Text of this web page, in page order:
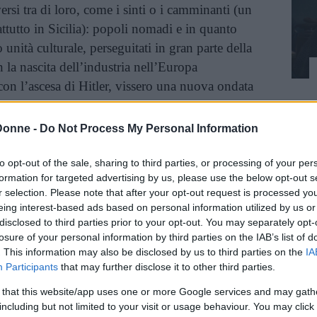
- Do Not Process My Personal Information
opt-out of the sale, sharing to third parties, or processing of your
for targeted advertising by us, please use the below opt-out
selection. Please note that after your opt-out request is processed
interest-based ads based on personal information utilized by us
to third parties prior to your opt-out. You may separately
of your personal information by third parties on the IAB’s list of
This information may also be disclosed by us to third parties on the
Participants that may further disclose it to other third parties.
that this website/app uses one or more Google services and may
but not limited to your visit or usage behaviour. You may
tra di loro, come i sinti o i camminanti (un
in Sicilia): popoli nomadi e in quanto
culturale, perseguitati in gran parte della
nascita dell’industria nell’Europa
l’ascesa di Hitler, vissero una nuova ondata
nei campi di concentramento
Rom, in Italia, vive oggi nei cosiddetti
vittima didiffusi pregiudizie non è
e linguistica. Il numero delle persone di
forse sottostimato: sono spesso prive di
uno “nuovo”, con la difficoltà a
e con una serie di ostacoli a regolarizzare
un ampio numero di loro passa la
senza accesso a un riconoscimento ufficiale
né a un qualche altro tipo di status